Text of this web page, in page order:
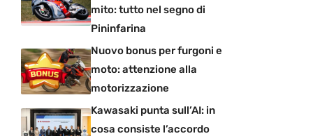
mito: tutto nel segno di
Pininfarina
Nuovo bonus per furgoni e
moto: attenzione alla
motorizzazione
Kawasaki punta sull’AI: in
cosa consiste l’accordo